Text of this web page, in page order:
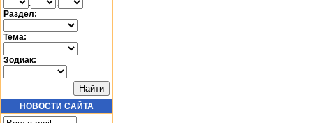
.
.
Раздел:
Тема:
Зодиак:
НОВОСТИ САЙТА